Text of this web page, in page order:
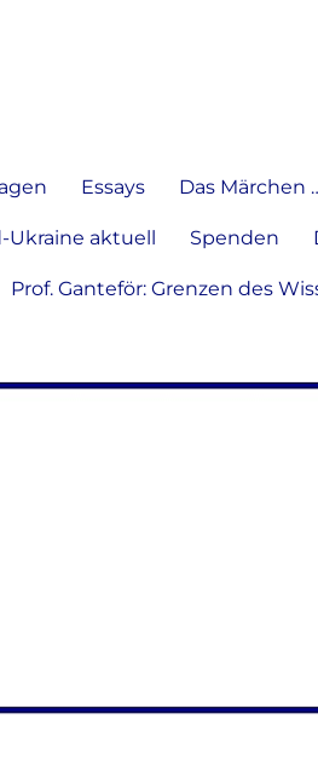
Essays Das Märchen
Ukraine aktuell Spenden
Prof. Ganteför: Grenzen des